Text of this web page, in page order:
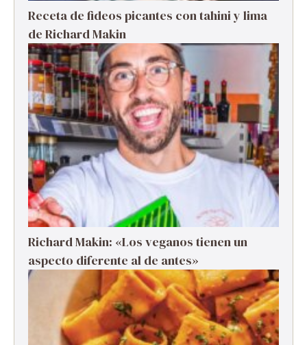
Receta de fideos picantes con tahini y lima
de Richard Makin
Richard Makin: «Los veganos tienen un
aspecto diferente al de antes»